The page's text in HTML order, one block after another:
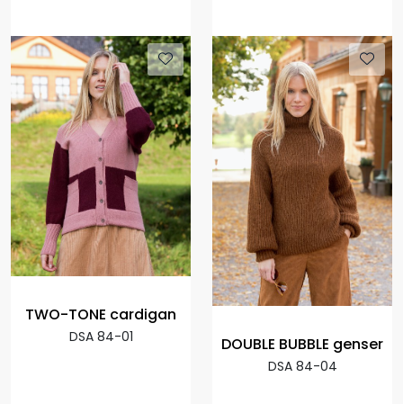
TWO-TONE cardigan
DSA 84-01 DOUBLE BUBBLE genser
DSA 84-04